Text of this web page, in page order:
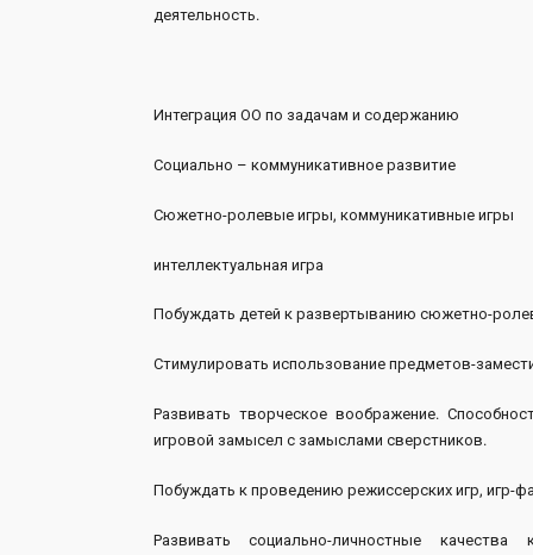
деятельность.
Интеграция ОО по задачам и содержанию
Социально – коммуникативное развитие
Сюжетно-ролевые игры, коммуникативные игры
интеллектуальная игра
Побуждать детей к развертыванию сюжетно-
Стимулировать использование предметов-
Развивать творческое воображение.
игровой замысел с замыслами сверстников.
Побуждать к проведению режиссерских игр, игр-
Развивать социально-личностные качества